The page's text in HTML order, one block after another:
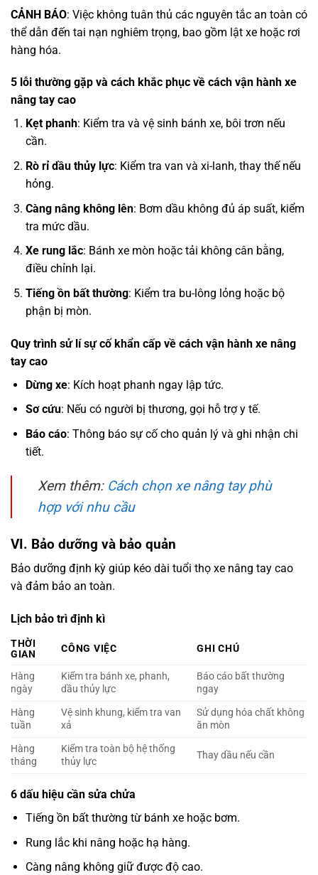
CẢNH BÁO: Việc không tuân thủ các nguyên tắc an toàn có
thể dẫn đến tai nạn nghiêm trọng, bao gồm lật xe hoặc rơi
hàng hóa.
5 lỗi thường gặp và cách khắc phục về cách vận hành xe
nâng tay cao
Kẹt phanh: Kiểm tra và vệ sinh bánh xe, bôi trơn nếu
cần.
Rò rỉ dầu thủy lực: Kiểm tra van và xi-lanh, thay thế nếu
hỏng.
Càng nâng không lên: Bơm dầu không đủ áp suất, kiểm
tra mức dầu.
Xe rung lắc: Bánh xe mòn hoặc tải không cân bằng,
điều chỉnh lại.
Tiếng ồn bất thường: Kiểm tra bu-lông lỏng hoặc bộ
phận bị mòn.
Quy trình sử lí sự cố khẩn cấp về cách vận hành xe nâng
tay cao
Dừng xe: Kích hoạt phanh ngay lập tức.
Sơ cứu: Nếu có người bị thương, gọi hỗ trợ y tế.
Báo cáo: Thông báo sự cố cho quản lý và ghi nhận chi
tiết.
Xem thêm: Cách chọn xe nâng tay phù
hợp với nhu cầu
VI. Bảo dưỡng và bảo quản
Bảo dưỡng định kỳ giúp kéo dài tuổi thọ xe nâng tay cao
và đảm bảo an toàn.
Lịch bảo trì định kì
THỜI
GIAN
CÔNG VIỆC GHI CHÚ
Hàng
ngày
Kiểm tra bánh xe, phanh,
dầu thủy lực
Báo cáo bất thường
ngay
Hàng
tuần
Vệ sinh khung, kiểm tra van
xả
Sử dụng hóa chất không
ăn mòn
Hàng
tháng
Kiểm tra toàn bộ hệ thống
thủy lực
Thay dầu nếu cần
6 dấu hiệu cần sửa chửa
Tiếng ồn bất thường từ bánh xe hoặc bơm.
Rung lắc khi nâng hoặc hạ hàng.
Càng nâng không giữ được độ cao.